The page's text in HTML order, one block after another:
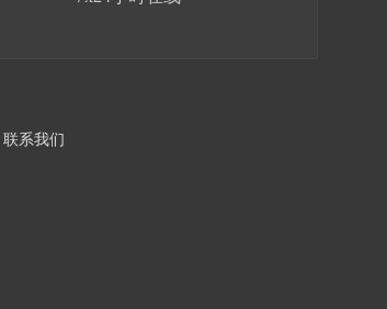
联系我们